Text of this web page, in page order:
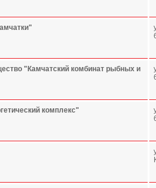
"Камчатский комбинат рыбных и
комплекс"